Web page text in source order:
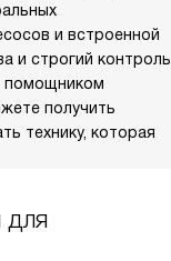
и встроенной
и строгий контроль
помощником
получить
технику, которая
для